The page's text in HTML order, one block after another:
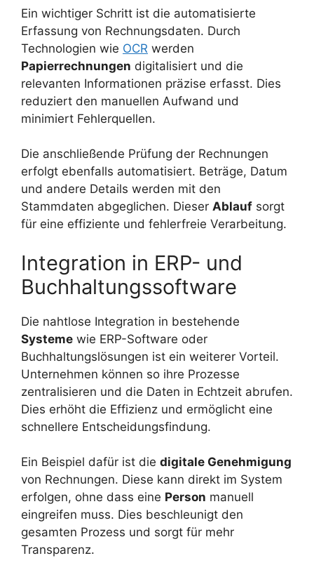
Ein wichtiger Schritt ist die automatisierte
Erfassung von Rechnungsdaten. Durch
Technologien wie OCR werden
Papierrechnungen digitalisiert und die
relevanten Informationen präzise erfasst. Dies
reduziert den manuellen Aufwand und
minimiert Fehlerquellen.
Die anschließende Prüfung der Rechnungen
erfolgt ebenfalls automatisiert. Beträge, Datum
und andere Details werden mit den
Stammdaten abgeglichen. Dieser Ablauf sorgt
für eine effiziente und fehlerfreie Verarbeitung.
Integration in ERP- und
Buchhaltungssoftware
Die nahtlose Integration in bestehende
Systeme wie ERP-Software oder
Buchhaltungslösungen ist ein weiterer Vorteil.
Unternehmen können so ihre Prozesse
zentralisieren und die Daten in Echtzeit abrufen.
Dies erhöht die Effizienz und ermöglicht eine
schnellere Entscheidungsfindung.
Ein Beispiel dafür ist die digitale Genehmigung
von Rechnungen. Diese kann direkt im System
erfolgen, ohne dass eine Person manuell
eingreifen muss. Dies beschleunigt den
gesamten Prozess und sorgt für mehr
Transparenz.